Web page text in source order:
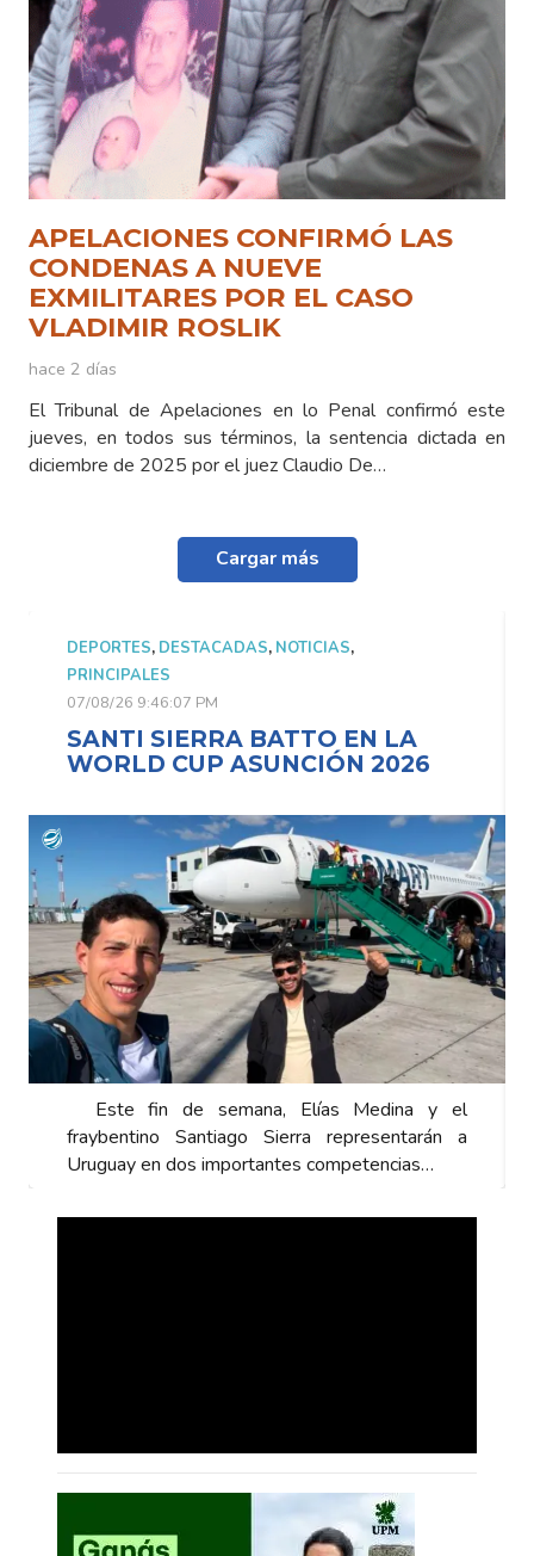
APELACIONES CONFIRMÓ LAS
CONDENAS A NUEVE
EXMILITARES POR EL CASO
VLADIMIR ROSLIK
hace 2 días
El Tribunal de Apelaciones en lo Penal confirmó este
jueves, en todos sus términos, la sentencia dictada en
diciembre de 2025 por el juez Claudio De…
Cargar más
DEPORTES, DESTACADAS, NOTICIAS,
PRINCIPALES
07/08/26 9:46:07 PM
SANTI SIERRA BATTO EN LA
WORLD CUP ASUNCIÓN 2026
Este fin de semana, Elías Medina y el
fraybentino Santiago Sierra representarán a
Uruguay en dos importantes competencias…